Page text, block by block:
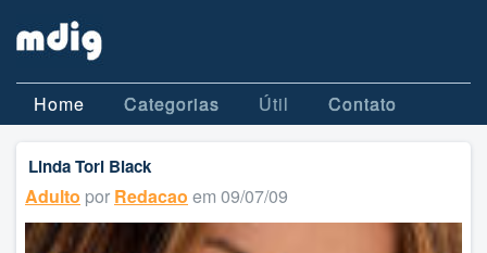
Home Categorias Útil Contato
Linda Tori Black
Adulto por Redacao em 09/07/09